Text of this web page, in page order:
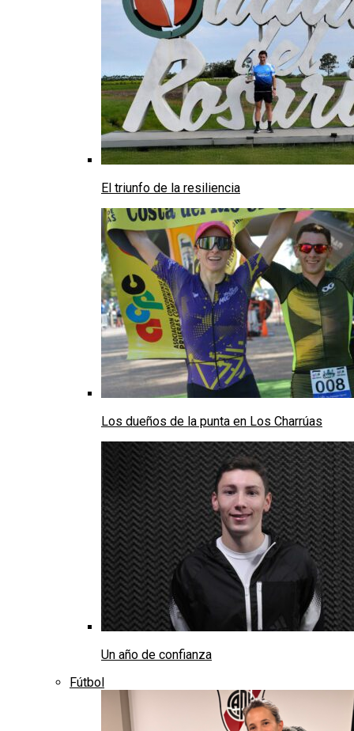
El triunfo de la resiliencia
Los dueños de la punta en Los Charrúas
Un año de confianza
Fútbol